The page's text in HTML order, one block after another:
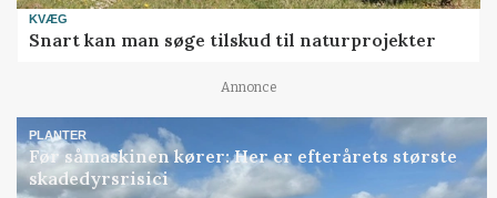
KVÆG
Snart kan man søge tilskud til naturprojekter
Annonce
PLANTER
Før såmaskinen kører: Her er efterårets største
skadedyrsrisici